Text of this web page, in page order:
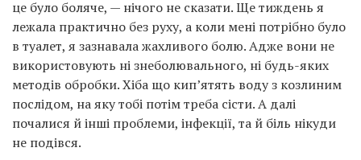
це було боляче, — нічого не сказати. Ще тиждень я
лежала практично без руху, а коли мені потрібно було
в туалет, я зазнавала жахливого болю. Адже вони не
використовують ні знеболювального, ні будь-яких
методів обробки. Хіба що кип’ятять воду з козлиним
послідом, на яку тобі потім треба сісти. А далі
почалися й інші проблеми, інфекції, та й біль нікуди
не подівся.